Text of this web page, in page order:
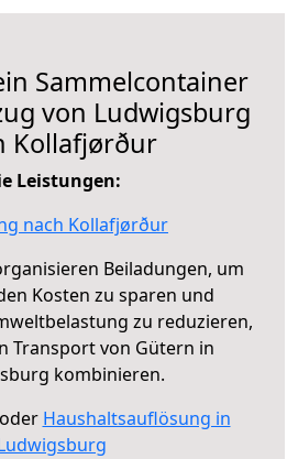
Sammelcontainer
von Ludwigsburg
Kollafjørður
Leistungen:
nach Kollafjørður
Beiladungen, um
Kosten zu sparen und
zu reduzieren,
Transport von Gütern in
kombinieren.
oder Haushaltsauflösung in